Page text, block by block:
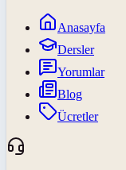
Anasayfa
Dersler
Yorumlar
Blog
Ücretler